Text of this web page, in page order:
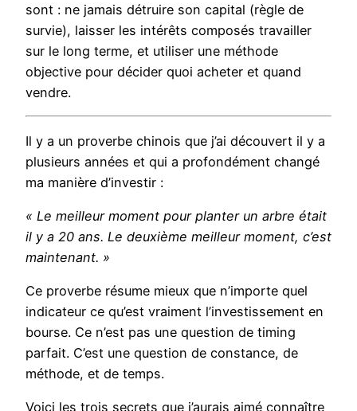
sont : ne jamais détruire son capital (règle de
survie), laisser les intérêts composés travailler
sur le long terme, et utiliser une méthode
objective pour décider quoi acheter et quand
vendre.
Il y a un proverbe chinois que j’ai découvert il y a
plusieurs années et qui a profondément changé
ma manière d’investir :
« Le meilleur moment pour planter un arbre était
il y a 20 ans. Le deuxième meilleur moment, c’est
maintenant. »
Ce proverbe résume mieux que n’importe quel
indicateur ce qu’est vraiment l’investissement en
bourse. Ce n’est pas une question de timing
parfait. C’est une question de constance, de
méthode, et de temps.
Voici les trois secrets que j’aurais aimé connaître